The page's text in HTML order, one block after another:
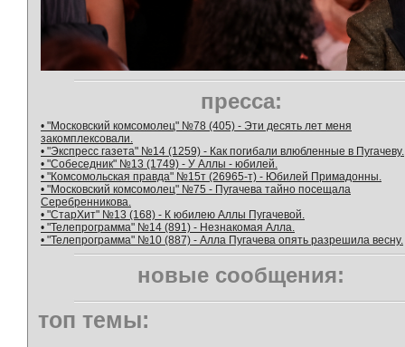
пресса:
• "Московский комсомолец" №78 (405) - Эти десять лет меня
закомплексовали.
• "Экспресс газета" №14 (1259) - Как погибали влюбленные в Пугачеву.
• "Собеседник" №13 (1749) - У Аллы - юбилей.
• "Комсомольская правда" №15т (26965-т) - Юбилей Примадонны.
• "Московский комсомолец" №75 - Пугачева тайно посещала
Серебренникова.
• "СтарХит" №13 (168) - К юбилею Аллы Пугачевой.
• "Телепрограмма" №14 (891) - Незнакомая Алла.
• "Телепрограмма" №10 (887) - Алла Пугачева опять разрешила весну.
новые сообщения:
топ темы: